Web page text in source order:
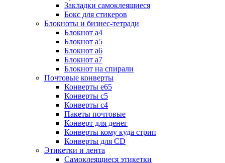
Закладки самоклеящиеся
Бокс для стикеров
Блокноты и бизнес-тетради
Блокнот а4
Блокнот а5
Блокнот а6
Блокнот а7
Блокнот на спирали
Почтовые конверты
Конверты е65
Конверты с5
Конверты с4
Пакеты почтовые
Конверт для денег
Конверты кому куда стрип
Конверты для CD
Этикетки и лента
Самоклеящиеся этикетки